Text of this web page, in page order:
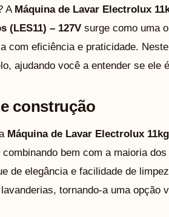
A Máquina de Lavar Electrolux
(LES11) – 127V surge como uma
com eficiência e praticidade.
ajudando você a entender se ele
construção
Máquina de Lavar Electrolux
bem com a maioria
de elegância e facilidade de
tornando-a uma opção